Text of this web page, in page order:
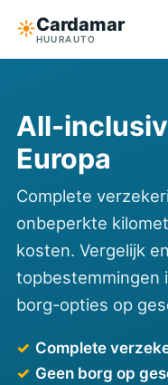
☀︎Cardamar
HUURAUTO
All-inclusive
Tips
Over Cardamar
All-
Europa
Complete
onbeperkte
kosten. Vergelijk
topbestemmingen
borg-opties op
Complete
Geen borg op